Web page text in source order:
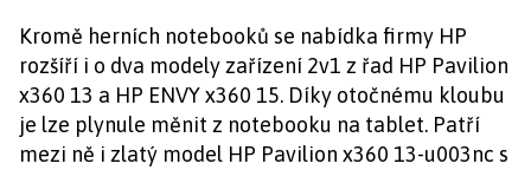
Kromě herních notebooků se nabídka firmy HP
rozšíří i o dva modely zařízení 2v1 z řad HP Pavilion
x360 13 a HP ENVY x360 15. Díky otočnému kloubu
je lze plynule měnit z notebooku na tablet. Patří
mezi ně i zlatý model HP Pavilion x360 13-u003nc s